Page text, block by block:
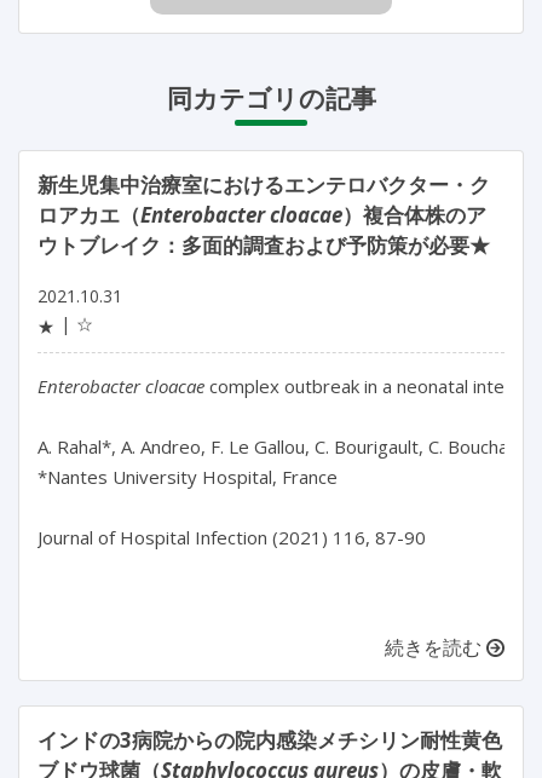
同カテゴリの記事
新生児集中治療室におけるエンテロバクター・ク
ロアカエ（Enterobacter cloacae）複合体株のア
ウトブレイク：多面的調査および予防策が必要★
2021.10.31
★
☆
Enterobacter cloacae complex outbreak in a neonatal
A. Rahal*, A. Andreo, F. Le Gallou, C. Bourigault, C.
*Nantes University Hospital, France
Journal of Hospital Infection (2021) 116, 87-90
続きを読む
インドの3病院からの院内感染メチシリン耐性黄色
ブドウ球菌（Staphylococcus aureus）の皮膚・軟